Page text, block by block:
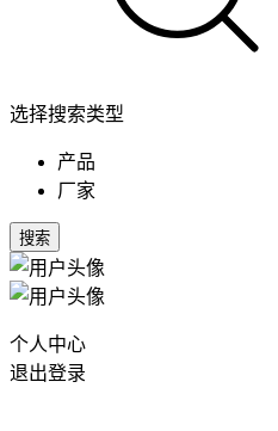
选择搜索类型
产品
厂家
搜索
个人中心
退出登录